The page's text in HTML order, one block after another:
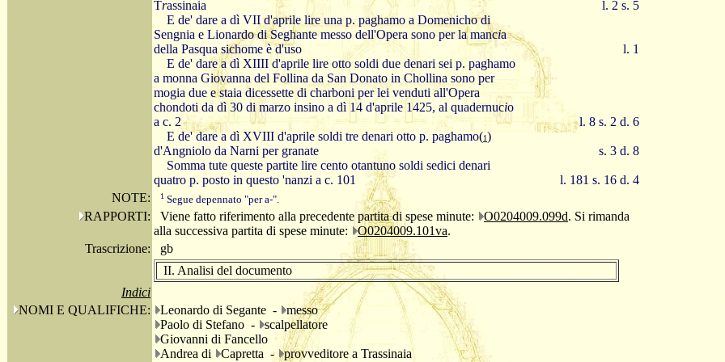
Trassinaia
l. 2 s. 5
E de' dare a dì VII d'aprile lire una p. paghamo a Domenicho di
Sengnia e Lionardo di Seghante messo dell'Opera sono per la mancia
della Pasqua sichome è d'uso
l. 1
E de' dare a dì XIIII d'aprile lire otto soldi due denari sei p. paghamo
a monna Giovanna del Follina da San Donato in Chollina sono per
mogia due e staia dicessette di charboni per lei venduti all'Opera
chondoti da dì 30 di marzo insino a dì 14 d'aprile 1425, al quadernucio
a c. 2
l. 8 s. 2 d. 6
E de' dare a dì XVIII d'aprile soldi tre denari otto p. paghamo(1)
d'Angniolo da Narni per granate
s. 3 d. 8
Somma tute queste partite lire cento otantuno soldi sedici denari
quatro p. posto in questo 'nanzi a c. 101
l. 181 s. 16 d. 4
NOTE:
1 Segue depennato "per a-".
RAPPORTI: Viene fatto riferimento alla precedente partita di spese minute: O0204009.099d. Si rimanda
alla successiva partita di spese minute:
O0204009.101va.
Trascrizione:
gb
II. Analisi del documento
Indici
NOMI E QUALIFICHE:
Leonardo di Segante -
messo
Paolo di Stefano -
scalpellatore
Giovanni di Fancello
Andrea di
Capretta -
provveditore a Trassinaia